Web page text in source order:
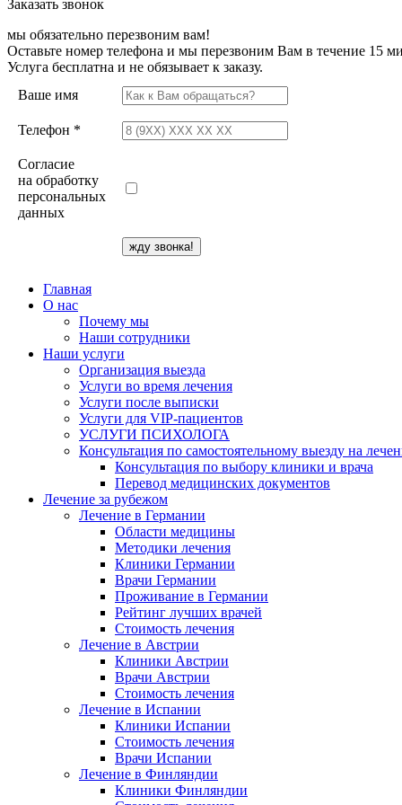
Заказать звонок
мы обязательно перезвоним вам!
Оставьте номер телефона и мы перезвоним Вам в течение 15
Услуга бесплатна и не обязывает к заказу.
Ваше имя
Телефон *
Согласие
на обработку
персональных
данных
Главная
О нас
Почему мы
Наши сотрудники
Наши услуги
Организация выезда
Услуги во время лечения
Услуги после выписки
Услуги для VIP-пациентов
УСЛУГИ ПСИХОЛОГА
Консультация по самостоятельному выезду на
Консультация по выбору клиники и врача
Перевод медицинских документов
Лечение за рубежом
Лечение в Германии
Области медицины
Методики лечения
Клиники Германии
Врачи Германии
Проживание в Германии
Рейтинг лучших врачей
Стоимость лечения
Лечение в Австрии
Клиники Австрии
Врачи Австрии
Стоимость лечения
Лечение в Испании
Клиники Испании
Стоимость лечения
Врачи Испании
Лечение в Финляндии
Клиники Финляндии